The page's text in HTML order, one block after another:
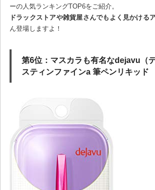
ーの人気ランキングTOP6をご紹介。
ドラックストアや雑貨屋さんでもよく見かける
ん登場しますよ！
第6位：マスカラも有名なdejavu（
スティンファインa 筆ペンリキッド